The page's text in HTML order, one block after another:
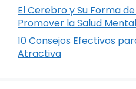
El Cerebro y Su Forma
Promover la Salud Mental
10 Consejos Efectivos
Atractiva